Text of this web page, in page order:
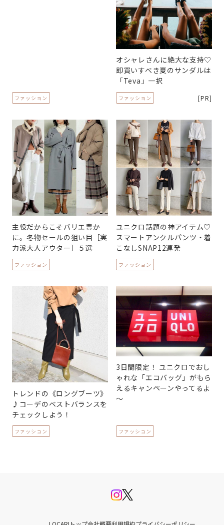
ファッション
オシャレさんに絶大な支持♡
即買いすべき夏のサンダルは
「Teva」一択
ファッション [PR]
主役だからこそバリエ豊か
に。冬物セールの狙い目［実
力派大人アウター］５選
ファッション
ユニクロ話題の神アイテム♡
スマートアンクルパンツ・着
こなしSNAP12連発
ファッション
トレンドの《ロングブーツ》
♪コーデのベストバランスを
チェックしよう！
ファッション
3日間限定！ ユニクロでおし
ゃれな「エコバッグ」がもら
えるキャンペーンやってるよ
～
ファッション